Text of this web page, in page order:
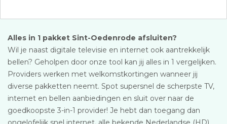
Alles in 1 pakket Sint-Oedenrode afsluiten?
Wil je naast digitale televisie en internet ook aantrekkelijk
bellen? Geholpen door onze tool kan jij alles in 1 vergelijken.
Providers werken met welkomstkortingen wanneer jij
diverse pakketten neemt. Spot supersnel de scherpste TV,
internet en bellen aanbiedingen en sluit over naar de
goedkoopste 3-in-1 provider! Je hebt dan toegang dan